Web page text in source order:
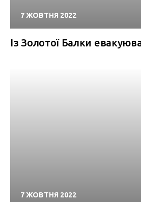
7 ЖОВТНЯ 2022
Із Золотої Балки
7 ЖОВТНЯ 2022